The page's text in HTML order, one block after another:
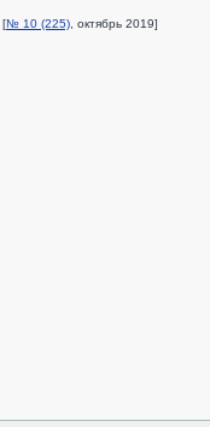
[№ 10 (225) , октябрь 2019]